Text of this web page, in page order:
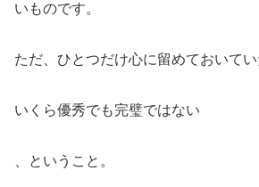
いものです。
ただ、ひとつだけ心に留めておいてい
いくら優秀でも完璧ではない
、ということ。